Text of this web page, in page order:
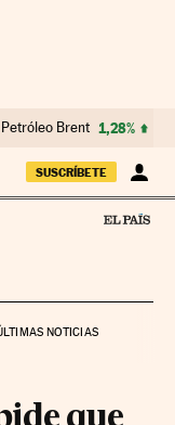
Petróleo Brent 1,28%
SUSCRÍBETE
NOTICIAS